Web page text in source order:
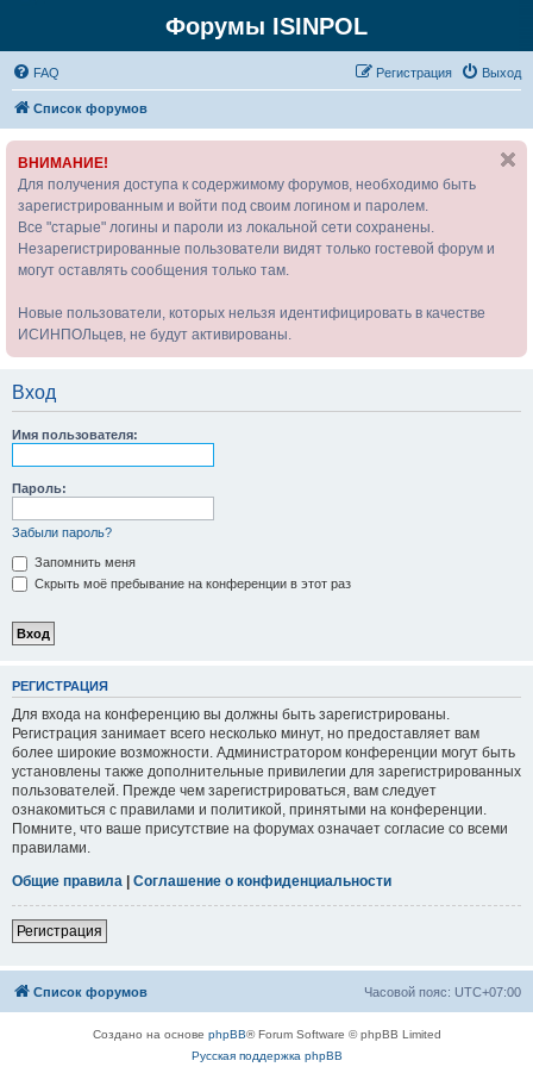
Форумы ISINPOL
FAQ Выход
Регистрация
Список форумов
ВНИМАНИЕ!
Для получения доступа к содержимому форумов, необходимо быть
зарегистрированным и войти под своим логином и паролем.
Все "старые" логины и пароли из локальной сети сохранены.
Незарегистрированные пользователи видят только гостевой форум и
могут оставлять сообщения только там.
Новые пользователи, которых нельзя идентифицировать в качестве
ИСИНПОЛьцев, не будут активированы.
Вход
Имя пользователя:
Пароль:
Забыли пароль?
Запомнить меня
Скрыть моё пребывание на конференции в этот раз
РЕГИСТРАЦИЯ
Для входа на конференцию вы должны быть зарегистрированы.
Регистрация занимает всего несколько минут, но предоставляет вам
более широкие возможности. Администратором конференции могут быть
установлены также дополнительные привилегии для зарегистрированных
пользователей. Прежде чем зарегистрироваться, вам следует
ознакомиться с правилами и политикой, принятыми на конференции.
Помните, что ваше присутствие на форумах означает согласие со всеми
правилами.
Общие правила | Соглашение о конфиденциальности
Регистрация
Список форумов Часовой пояс: UTC+07:00
Создано на основе phpBB® Forum Software © phpBB Limited
Русская поддержка phpBB